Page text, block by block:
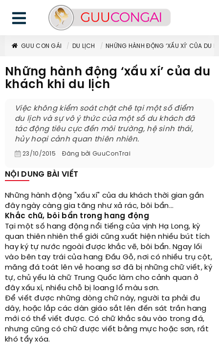
GUU CON GÁI DU LỊCH NHỮNG HÀNH ĐỘNG ‘XẤU XÍ’ CỦA DU
Những hành động ‘xấu xí’ của du
khách khi du lịch
Việc không kiểm soát chặt chẽ tại một số điểm
du lịch và sự vô ý thức của một số du khách đã
tác động tiêu cực đến môi trường, hệ sinh thái,
hủy hoại cảnh quan thiên nhiên.
23/10/2015 Đăng bởi GuuConTrai
NỘI DUNG BÀI VIẾT
Những hành động "xấu xí" của du khách thời gian gần
đây ngày càng gia tăng như xả rác, bôi bẩn...
Khắc chữ, bôi bẩn trong hang động
Tại một số hang động nổi tiếng của vịnh Hạ Long, kỳ
quan thiên nhiên thế giới cũng xuất hiện nhiều bút tích
hay ký tự nước ngoài được khắc vẽ, bôi bẩn. Ngay lối
vào bên tay trái của hang Đầu Gỗ, nơi có nhiều trụ cột,
măng đá toát lên vẻ hoang sơ đã bị những chữ viết, ký
tự, chủ yếu là chữ Trung Quốc làm cho cảnh quan ở
đây xấu xí, nhiều chỗ bị loang lổ màu sơn.
Để viết được những dòng chữ này, người ta phải đu
dây, hoặc lắp các dàn giáo sắt lên đến sát trần hang
mới có thể viết được. Có chữ khắc sâu vào trong đá,
nhưng cũng có chữ được viết bằng mực hoặc sơn, rất
khó tẩy xóa.